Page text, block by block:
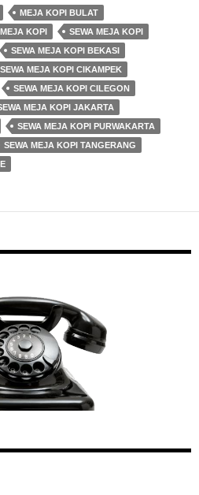
MEJA KOPI BULAT
KOPI
SEWA MEJA KOPI
SEWA MEJA KOPI BEKASI
SEWA MEJA KOPI CIKAMPEK
SEWA MEJA KOPI CILEGON
MEJA KOPI JAKARTA
SEWA MEJA KOPI PURWAKARTA
SEWA MEJA KOPI TANGERANG